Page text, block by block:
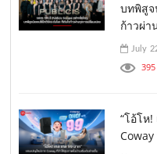
บทพิสูจ
ก้าวผ่า
July
395
“โอ้โห